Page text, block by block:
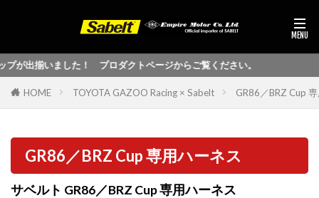
ました！ プロダクトページからご覧ください。
HOME TOYOTA GAZOO Racing × Sabelt GR86／BRZ Cup
GR86／BRZ Cup 専用ハーネス
サベルト GR86／BRZ Cup 専用ハーネス